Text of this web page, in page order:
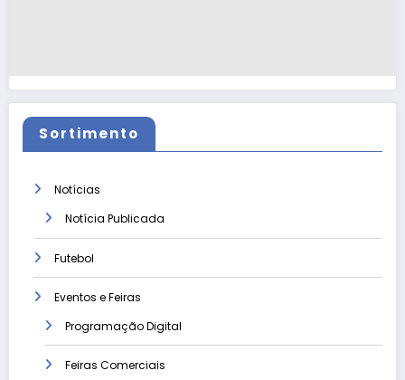
Sortimento
Notícias
Notícia Publicada
Futebol
Eventos e Feiras
Programação Digital
Feiras Comerciais